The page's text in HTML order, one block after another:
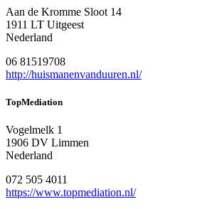
Aan de Kromme Sloot 14
1911 LT Uitgeest
Nederland
06 81519708
http://huismanenvanduuren.nl/
TopMediation
Vogelmelk 1
1906 DV Limmen
Nederland
072 505 4011
https://www.topmediation.nl/